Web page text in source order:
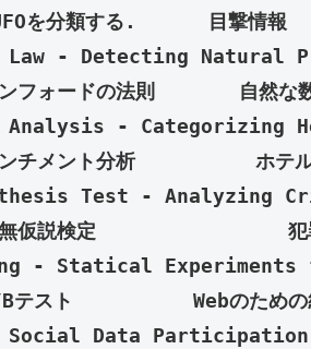
- Detecting Natural
Analysis - Categorizing
Test - Analyzing
- Statical Experiments
Social Data Participation